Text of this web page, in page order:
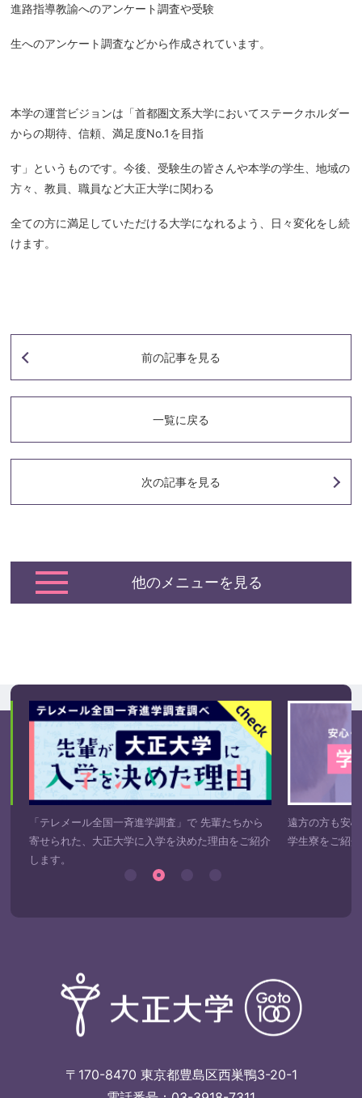
進路指導教諭へのアンケート調査や受験
生へのアンケート調査などから作成されています。
本学の運営ビジョンは「首都圏文系大学においてステークホルダー
からの期待、信頼、満足度No.1を目指
す」というものです。今後、受験生の皆さんや本学の学生、地域の
方々、教員、職員など大正大学に関わる
全ての方に満足していただける大学になれるよう、日々変化をし続
けます。
前の記事を見る
一覧に戻る
次の記事を見る
他のメニューを見る
「テレメール全国一斉進学調査」で 先輩たちから
寄せられた、大正大学に入学を決めた理由をご紹介
します。
遠方の方も安
学生寮をご紹
〒170-8470 東京都豊島区西巣鴨3-20-1